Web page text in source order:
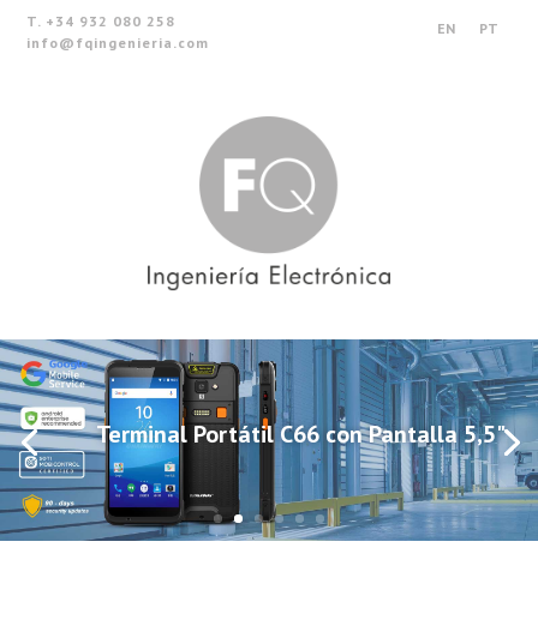
T. +34 932 080 258
info@fqingenieria.com
EN PT
Terminal Portátil C66 con Pantalla 5,5"